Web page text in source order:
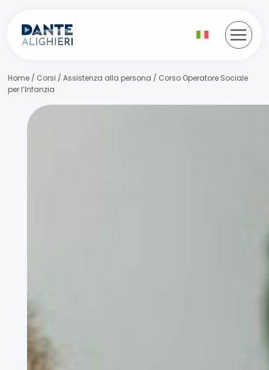
contenuto
Home / Corsi /Assistenza alla persona / Corso Operatore Sociale
per l’Infanzia